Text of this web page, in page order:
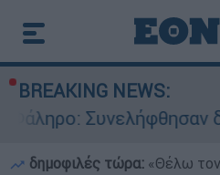
BREAKING NEWS:
Συνελήφθησαν δύο
δημοφιλές τώρα: «Θέλω